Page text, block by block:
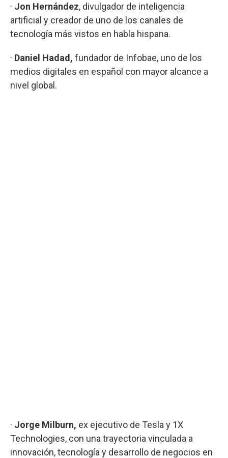
· Jon Hernández, divulgador de inteligencia
artificial y creador de uno de los canales de
tecnología más vistos en habla hispana.
· Daniel Hadad, fundador de Infobae, uno de los
medios digitales en español con mayor alcance a
nivel global.
· Jorge Milburn, ex ejecutivo de Tesla y 1X
Technologies, con una trayectoria vinculada a
innovación, tecnología y desarrollo de negocios en